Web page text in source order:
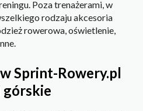
Poza trenażerami, w
rodzaju akcesoria
rowerowa, oświetlenie,
Sprint-Rowery.pl
górskie